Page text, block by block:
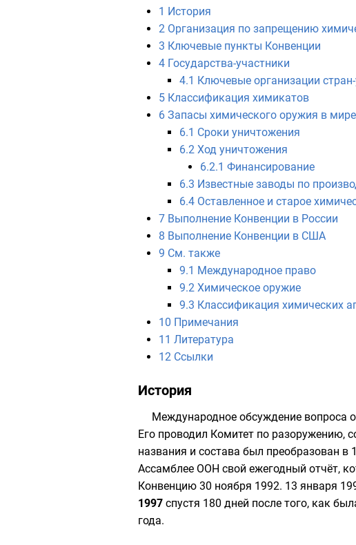
1 История
2 Организация по запрещению
3 Ключевые пункты Конвенции
4 Государства-участники
4.1 Ключевые организации
5 Классификация химикатов
6 Запасы химического оружия в мире
6.1 Сроки уничтожения
6.2 Ход уничтожения
6.2.1 Финансирование
6.3 Известные заводы по
6.4 Оставленное и старое
7 Выполнение Конвенции в России
8 Выполнение Конвенции в США
9 См. также
9.1 Международное право
9.2 Химическое оружие
9.3 Классификация химических
10 Примечания
11 Литература
12 Ссылки
История
Международное обсуждение вопроса
Его проводил Комитет по разоружению,
названия и состава был преобразован в
Ассамблее ООН свой ежегодный отчёт,
Конвенцию 30 ноября 1992. 13 января
1997 спустя 180 дней после того, как
года.